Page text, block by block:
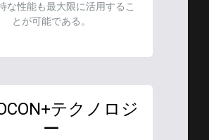
な性能も最大限に活用するこ
とが可能である。
テクノロジ
ー